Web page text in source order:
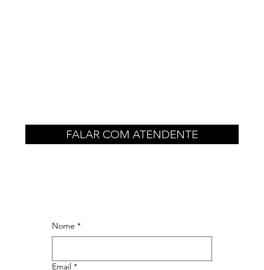
Nome *
Email *
FALAR COM ATENDENTE